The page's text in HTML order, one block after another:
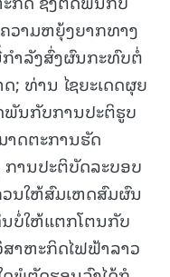
ວາມຫຍຸ້ງຍາກທາງ
ຳລັງສົ່ງຜົນກະທົບຕໍ່
; ທ່ານ ໄຊຍະເດດຜຸຍ
ພັນກັບການປະຕິຮູບ
າດຕະການຮັດ
ານປະຕິບັດລະບອບ
ນໃຫ້ສົມເຫດສົມຜົນ
ບໍ່ໃຫ້ແຕກໂຕນກັບ
າຫະກິດໄຟຟ້າລາວ